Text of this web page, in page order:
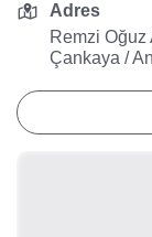
Adres
Remzi Oğuz
Çankaya /